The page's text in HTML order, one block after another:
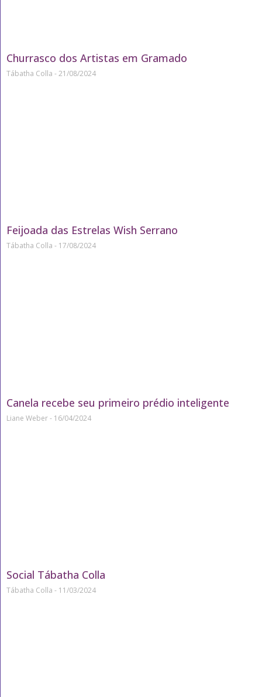
Churrasco dos Artistas em Gramado
Tábatha Colla 21/08/2024
Feijoada das Estrelas Wish Serrano
Tábatha Colla 17/08/2024
Canela recebe seu primeiro prédio inteligente
Liane Weber 16/04/2024
Social Tábatha Colla
Tábatha Colla 11/03/2024